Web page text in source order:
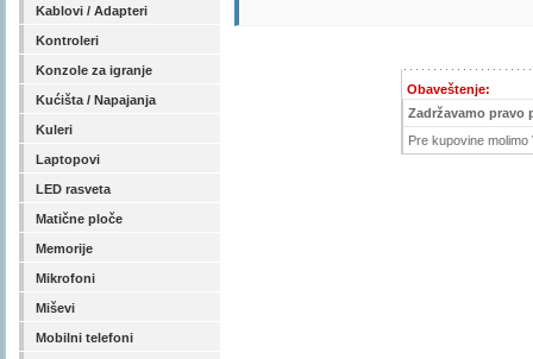
Kablovi / Adapteri
Kontroleri
Konzole za igranje
Kućišta / Napajanja
Kuleri
Laptopovi
LED rasveta
Matične ploče
Memorije
Mikrofoni
Miševi
Mobilni telefoni
Obaveštenje:
Zadržavamo pravo
Pre kupovine